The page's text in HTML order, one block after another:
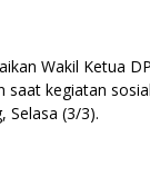
Wakil Ketua
saat kegiatan
Selasa (3/3).